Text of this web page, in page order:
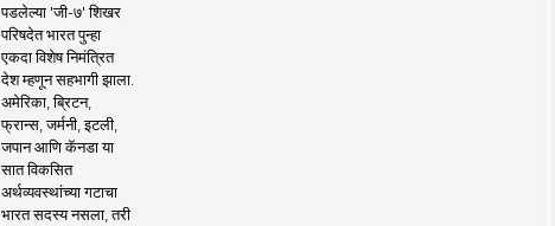
पडलेल्या 'जी-७' शिखर
परिषदेत भारत पुन्हा
एकदा विशेष निमंत्रित
देश म्हणून सहभागी झाला.
अमेरिका, ब्रिटन,
फ्रान्स, जर्मनी, इटली,
जपान आणि कॅनडा या
सात विकसित
अर्थव्यवस्थांच्या गटाचा
भारत सदस्य नसला, तरी